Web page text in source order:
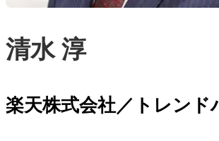
清水 淳
楽天株式会社／トレンド